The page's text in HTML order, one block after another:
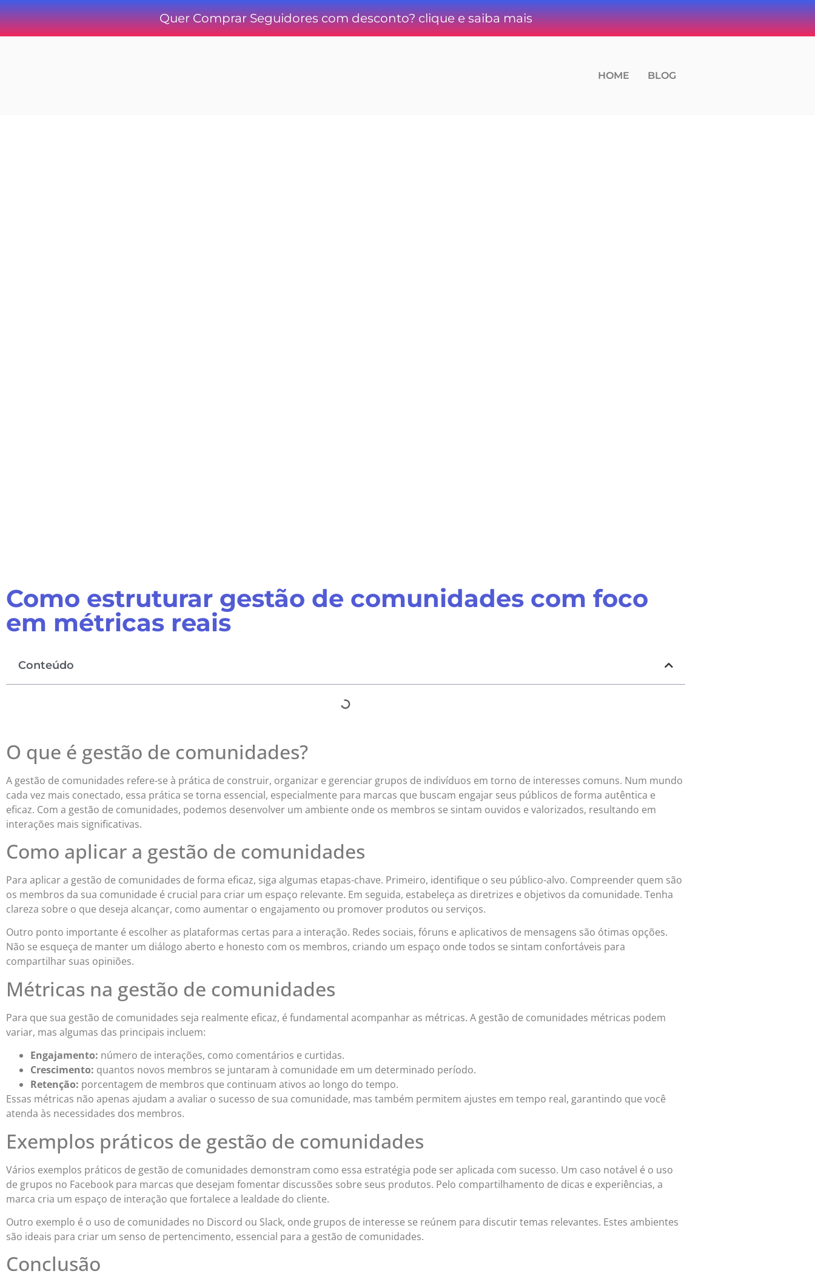
Quer Comprar Seguidores com desconto? clique e saiba mais
HOME BLOG
Como estruturar gestão de comunidades com foco
em métricas reais
Conteúdo
O que é gestão de comunidades?
A gestão de comunidades refere-se à prática de construir, organizar e gerenciar grupos de indivíduos em torno de interesses comuns. Num mundo
cada vez mais conectado, essa prática se torna essencial, especialmente para marcas que buscam engajar seus públicos de forma autêntica e
eficaz. Com a gestão de comunidades, podemos desenvolver um ambiente onde os membros se sintam ouvidos e valorizados, resultando em
interações mais significativas.
Como aplicar a gestão de comunidades
Para aplicar a gestão de comunidades de forma eficaz, siga algumas etapas-chave. Primeiro, identifique o seu público-alvo. Compreender quem são
os membros da sua comunidade é crucial para criar um espaço relevante. Em seguida, estabeleça as diretrizes e objetivos da comunidade. Tenha
clareza sobre o que deseja alcançar, como aumentar o engajamento ou promover produtos ou serviços.
Outro ponto importante é escolher as plataformas certas para a interação. Redes sociais, fóruns e aplicativos de mensagens são ótimas opções.
Não se esqueça de manter um diálogo aberto e honesto com os membros, criando um espaço onde todos se sintam confortáveis para
compartilhar suas opiniões.
Métricas na gestão de comunidades
Para que sua gestão de comunidades seja realmente eficaz, é fundamental acompanhar as métricas. A gestão de comunidades métricas podem
variar, mas algumas das principais incluem:
Engajamento: número de interações, como comentários e curtidas.
Crescimento: quantos novos membros se juntaram à comunidade em um determinado período.
Retenção: porcentagem de membros que continuam ativos ao longo do tempo.
Essas métricas não apenas ajudam a avaliar o sucesso de sua comunidade, mas também permitem ajustes em tempo real, garantindo que você
atenda às necessidades dos membros.
Exemplos práticos de gestão de comunidades
Vários exemplos práticos de gestão de comunidades demonstram como essa estratégia pode ser aplicada com sucesso. Um caso notável é o uso
de grupos no Facebook para marcas que desejam fomentar discussões sobre seus produtos. Pelo compartilhamento de dicas e experiências, a
marca cria um espaço de interação que fortalece a lealdade do cliente.
Outro exemplo é o uso de comunidades no Discord ou Slack, onde grupos de interesse se reúnem para discutir temas relevantes. Estes ambientes
são ideais para criar um senso de pertencimento, essencial para a gestão de comunidades.
Conclusão